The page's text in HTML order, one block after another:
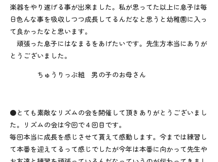
楽器をやり遂げる事が出来ました。私が思ってた以上に息子は毎
日色んな事を吸収しつつ成長してるんだなと思うと幼稚園に入っ
て良かったなと思います。
頑張った息子にはなまるをあげたいです。先生方本当にありが
とうございました。
ちゅうりっぷ組 男の子のお母さん
●とても素敵なリズムの会を開催して頂きありがとうございまし
た。リズムの会は今回で４回目です。
毎回本当に成長を感じさせて貰えて感動します。今までは練習し
て本番を迎えてるって感じでしたが今年は本番に向かって先生や